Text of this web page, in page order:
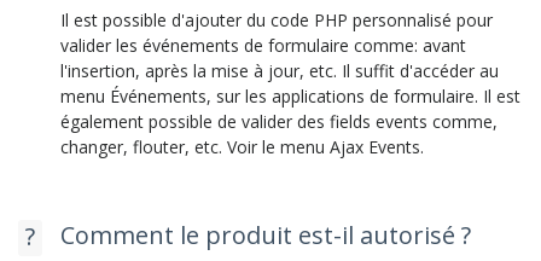
Il est possible d'ajouter du code PHP personnalisé pour
valider les événements de formulaire comme: avant
l'insertion, après la mise à jour, etc. Il suffit d'accéder au
menu Événements, sur les applications de formulaire. Il est
également possible de valider des fields events comme,
changer, flouter, etc. Voir le menu Ajax Events.
Comment le produit est-il autorisé ?